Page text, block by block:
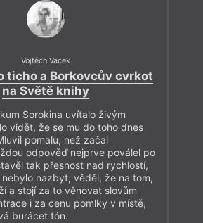
Vojtěch Vacek
ticho a Borkovcův cvrkot
na Světě knihy
Sorokina uvítalo živým
vidět, že se mu do toho dnes
pomalu; než začal
odpověď nejprve poválel po
tak přesnost nad rychlostí,
nazbyt; věděl, že na tom,
a stojí za to věnovat slovům
i za cenu pomlky v místě,
burácet tón.